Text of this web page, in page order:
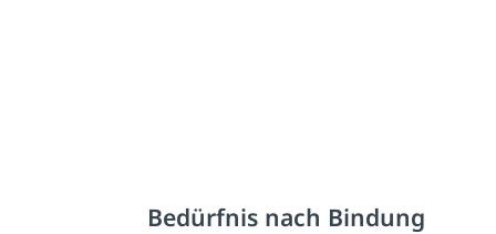
Bedürfnis nach Bindung